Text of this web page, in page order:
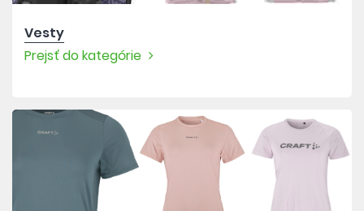
Vesty
Prejsť do kategórie